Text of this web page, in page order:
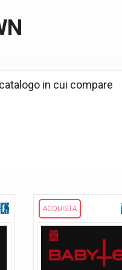
in cui compare
ACQUISTA